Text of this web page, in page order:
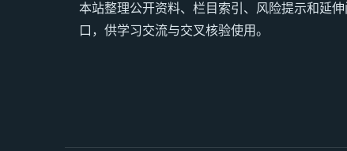
本站整理公开资料、栏目索引、风险提示和延伸
口，供学习交流与交叉核验使用。